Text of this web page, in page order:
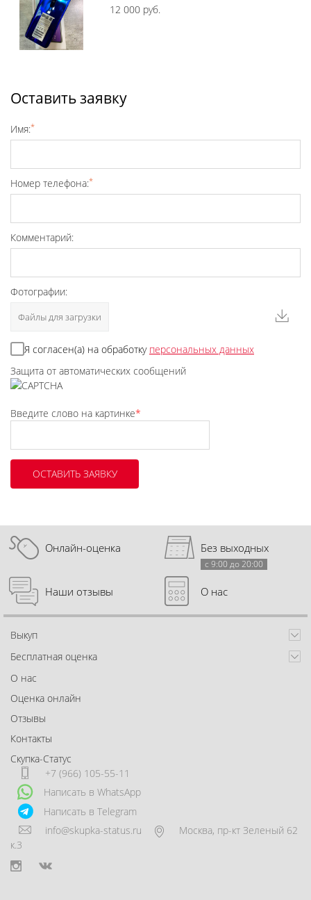
12 000 руб.
Оставить заявку
Имя:*
Номер телефона:*
Комментарий:
Фотографии:
Файлы для загрузки
Я согласен(а) на обработку персональных данных
Защита от автоматических сообщений
Введите слово на картинке*
Онлайн-оценка Без выходных
с 9:00 до 20:00
Наши отзывы О нас
Выкуп
Бесплатная оценка
О нас
Оценка онлайн
Отзывы
Контакты
Скупка-Статус
+7 (966) 105-55-11
Написать в WhatsApp
Написать в Telegram
info@skupka-status.ru
Москва, пр-кт Зеленый 62
к.3